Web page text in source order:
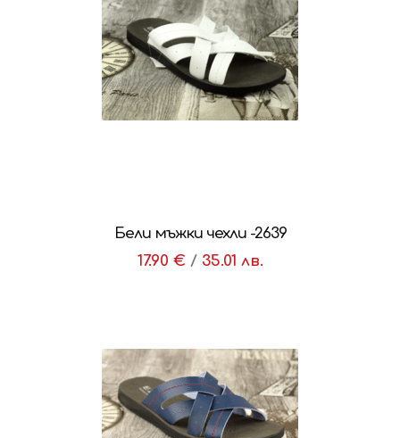
Бели мъжки чехли -2639
17.90 € / 35.01 лв.